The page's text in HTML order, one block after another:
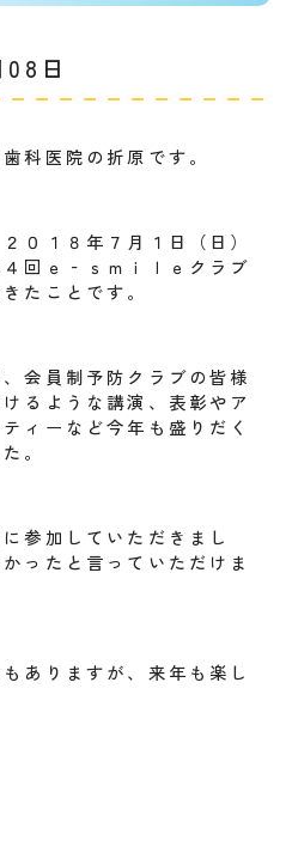
日
科医院の折原です。
０１８年７月１日（日）
回ｅ‐ｓｍｉｌｅクラブ
たことです。
会員制予防クラブの皆様
るような講演、表彰やア
ィーなど今年も盛りだく
。
参加していただきまし
ったと言っていただけま
ありますが、来年も楽し